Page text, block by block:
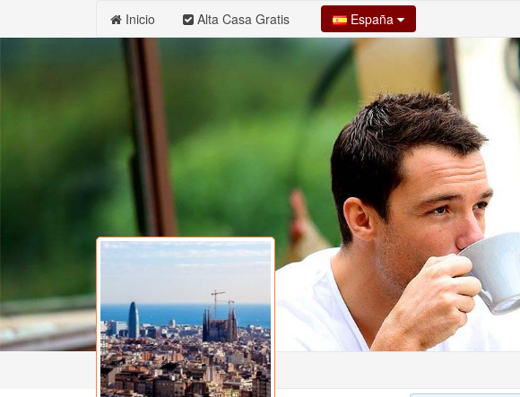
Inicio Alta Casa Gratis España